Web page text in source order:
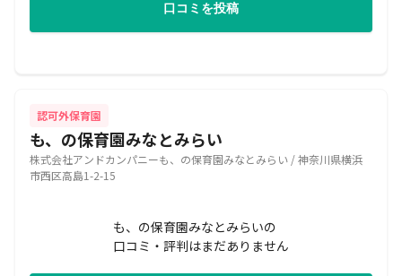
口コミを投稿
認可外保育園
も、の保育園みなとみらい
株式会社アンドカンパニーも、の保育園みなとみらい / 神奈川県横浜
市西区高島1-2-15
も、の保育園みなとみらいの
口コミ・評判はまだありません